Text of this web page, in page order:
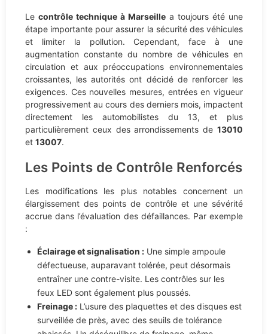
Le contrôle technique à Marseille a toujours été une
étape importante pour assurer la sécurité des véhicules
et limiter la pollution. Cependant, face à une
augmentation constante du nombre de véhicules en
circulation et aux préoccupations environnementales
croissantes, les autorités ont décidé de renforcer les
exigences. Ces nouvelles mesures, entrées en vigueur
progressivement au cours des derniers mois, impactent
directement les automobilistes du 13, et plus
particulièrement ceux des arrondissements de 13010
et 13007.
Les Points de Contrôle Renforcés
Les modifications les plus notables concernent un
élargissement des points de contrôle et une sévérité
accrue dans l’évaluation des défaillances. Par exemple
:
Éclairage et signalisation : Une simple ampoule
défectueuse, auparavant tolérée, peut désormais
entraîner une contre-visite. Les contrôles sur les
feux LED sont également plus poussés.
Freinage : L’usure des plaquettes et des disques est
surveillée de près, avec des seuils de tolérance